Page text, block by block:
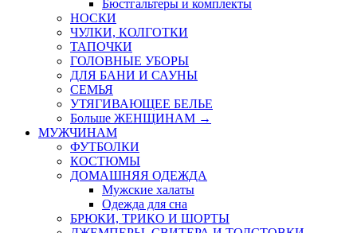
Бюстгальтеры и комплекты
НОСКИ
ЧУЛКИ, КОЛГОТКИ
ТАПОЧКИ
ГОЛОВНЫЕ УБОРЫ
ДЛЯ БАНИ И САУНЫ
СЕМЬЯ
УТЯГИВАЮЩЕЕ БЕЛЬЕ
Больше ЖЕНЩИНАМ →
МУЖЧИНАМ
ФУТБОЛКИ
КОСТЮМЫ
ДОМАШНЯЯ ОДЕЖДА
Мужские халаты
Одежда для сна
БРЮКИ, ТРИКО И ШОРТЫ